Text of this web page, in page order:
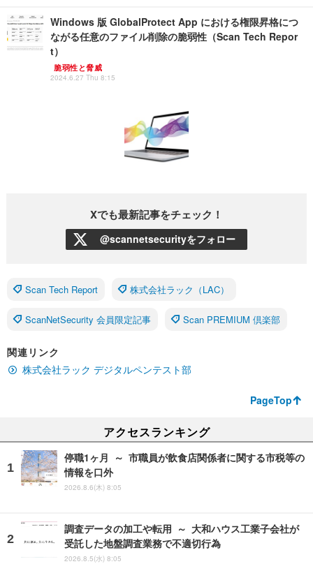
Windows 版 GlobalProtect App における権限昇格につ
ながる任意のファイル削除の脆弱性（Scan Tech Repor
t）
脆弱性と脅威
2024.6.27 Thu 8:15
Xでも最新記事をチェック！
@scannetsecurityをフォロー
Scan Tech Report 株式会社ラック（LAC）
ScanNetSecurity 会員限定記事 Scan PREMIUM 倶楽部
関連リンク
株式会社ラック デジタルペンテスト部
PageTop
アクセスランキング
停職1ヶ月 ～ 市職員が飲食店関係者に関する市税等の
情報を口外
2026.8.6(木) 8:05
調査データの加工や転用 ～ 大和ハウス工業子会社が
受託した地盤調査業務で不適切行為
2026.8.5(水) 8:05